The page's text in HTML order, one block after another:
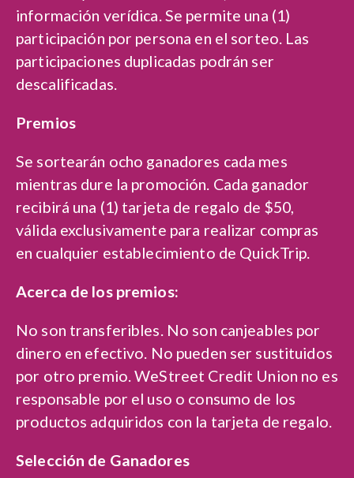
información verídica. Se permite una (1)
participación por persona en el sorteo. Las
participaciones duplicadas podrán ser
descalificadas.
Premios
Se sortearán ocho ganadores cada mes
mientras dure la promoción. Cada ganador
recibirá una (1) tarjeta de regalo de $50,
válida exclusivamente para realizar compras
en cualquier establecimiento de QuickTrip.
Acerca de los premios:
No son transferibles. No son canjeables por
dinero en efectivo. No pueden ser sustituidos
por otro premio. WeStreet Credit Union no es
responsable por el uso o consumo de los
productos adquiridos con la tarjeta de regalo.
Selección de Ganadores